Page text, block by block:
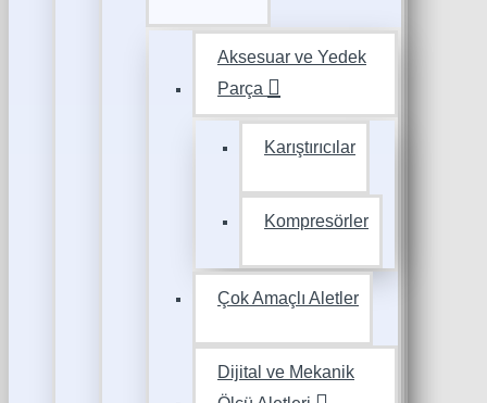
Aksesuar ve Yedek
Parça
Karıştırıcılar
Kompresörler
Çok Amaçlı Aletler
Dijital ve Mekanik